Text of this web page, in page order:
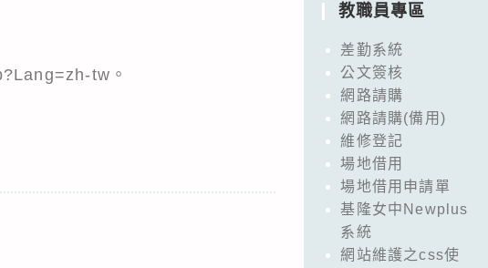
tw。
教職員專區
差勤系統
公文簽核
網路請購
網路請購(備用)
維修登記
場地借用
場地借用申請單
基隆女中Newplus
系統
網站維護之css使